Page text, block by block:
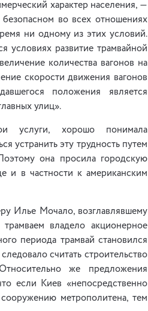
характер населения, —
во всех отношениях
ни одному из этих условий.
условиях развитие трамвайной
количества вагонов на
скорости движения вагонов
положения является
улиц».
услуги, хорошо понимала
устранить эту трудность путем
она просила городскую
и в частности к американским
Илье Мочало, возглавлявшему
владело акционерное
периода трамвай становился
считать строительство
же предложения
если Киев «непосредственно
метрополитена, тем